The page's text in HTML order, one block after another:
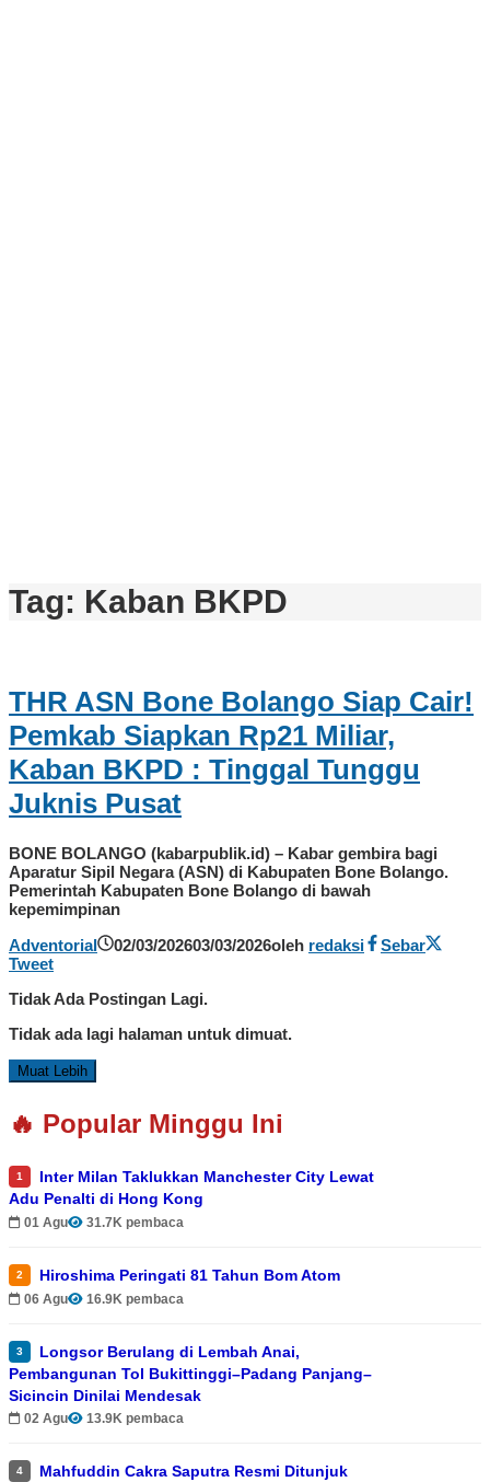
Tag: Kaban BKPD
THR ASN Bone Bolango Siap Cair!
Pemkab Siapkan Rp21 Miliar,
Kaban BKPD : Tinggal Tunggu
Juknis Pusat
BONE BOLANGO (kabarpublik.id) – Kabar gembira bagi
Aparatur Sipil Negara (ASN) di Kabupaten Bone Bolango.
Pemerintah Kabupaten Bone Bolango di bawah
kepemimpinan
Adventorial
02/03/202603/03/2026oleh redaksi
Sebar
Tweet
Tidak Ada Postingan Lagi.
Tidak ada lagi halaman untuk dimuat.
Muat Lebih
🔥 Popular Minggu Ini
1
Inter Milan Taklukkan Manchester City Lewat
Adu Penalti di Hong Kong
01 Agu 31.7K pembaca
2 Hiroshima Peringati 81 Tahun Bom Atom
06 Agu 16.9K pembaca
3
Longsor Berulang di Lembah Anai,
Pembangunan Tol Bukittinggi–Padang Panjang–
Sicincin Dinilai Mendesak
02 Agu 13.9K pembaca
4
Mahfuddin Cakra Saputra Resmi Ditunjuk